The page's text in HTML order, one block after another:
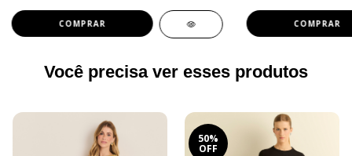
COMPRAR COMPRAR
Você precisa ver esses produtos
50%
OFF